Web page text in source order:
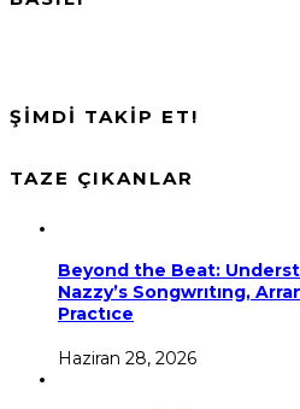
ŞİMDİ TAKİP ET!
TAZE ÇIKANLAR
Beyond the Beat:
Nazzy’s Songwrıtıng,
Practıce
Haziran 28, 2026